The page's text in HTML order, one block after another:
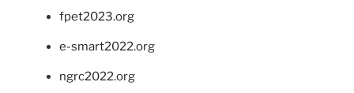
fpet2023.org
e-smart2022.org
ngrc2022.org